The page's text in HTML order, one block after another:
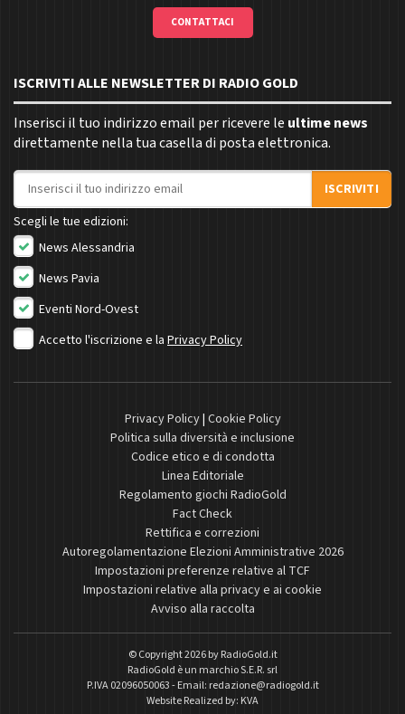
CONTATTACI
ISCRIVITI ALLE NEWSLETTER DI RADIO GOLD
Inserisci il tuo indirizzo email per ricevere le ultime news
direttamente nella tua casella di posta elettronica.
Indirizzo email
ISCRIVITI
Scegli le tue edizioni:
News Alessandria
News Pavia
Eventi Nord-Ovest
Accetto l'iscrizione e la Privacy Policy
Privacy Policy| Cookie Policy
Politica sulla diversità e inclusione
Codice etico e di condotta
Linea Editoriale
Regolamento giochi RadioGold
Fact Check
Rettifica e correzioni
Autoregolamentazione Elezioni Amministrative 2026
Impostazioni preferenze relative al TCF
Impostazioni relative alla privacy e ai cookie
Avviso alla raccolta
© Copyright 2026 byRadioGold.it
RadioGold è un marchio S.E.R. srl
P.IVA 02096050063 - Email: redazione@radiogold.it
Website Realized by: KVA